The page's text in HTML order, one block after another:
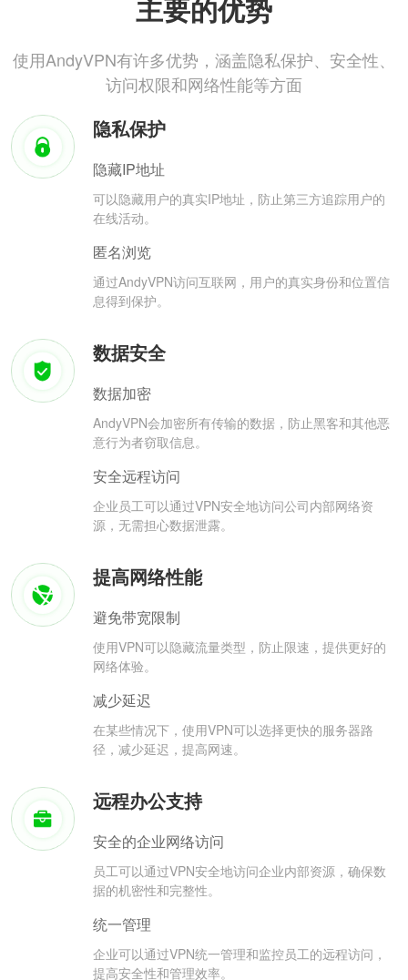
主要的优势
使用AndyVPN有许多优势，涵盖隐私保护、安全性、
访问权限和网络性能等方面
隐私保护
隐藏IP地址
可以隐藏用户的真实IP地址，防止第三方追踪用户的
在线活动。
匿名浏览
通过AndyVPN访问互联网，用户的真实身份和位置信
息得到保护。
数据安全
数据加密
AndyVPN会加密所有传输的数据，防止黑客和其他恶
意行为者窃取信息。
安全远程访问
企业员工可以通过VPN安全地访问公司内部网络资
源，无需担心数据泄露。
提高网络性能
避免带宽限制
使用VPN可以隐藏流量类型，防止限速，提供更好的
网络体验。
减少延迟
在某些情况下，使用VPN可以选择更快的服务器路
径，减少延迟，提高网速。
远程办公支持
安全的企业网络访问
员工可以通过VPN安全地访问企业内部资源，确保数
据的机密性和完整性。
统一管理
企业可以通过VPN统一管理和监控员工的远程访问，
提高安全性和管理效率。